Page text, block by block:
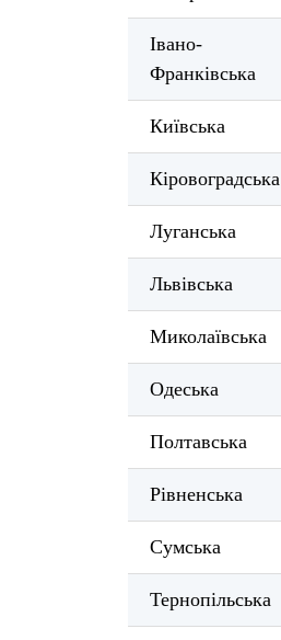
Івано-
Франківська
Київська
Кіровоградська
Луганська
Львівська
Миколаївська
Одеська
Полтавська
Рівненська
Сумська
Тернопільська